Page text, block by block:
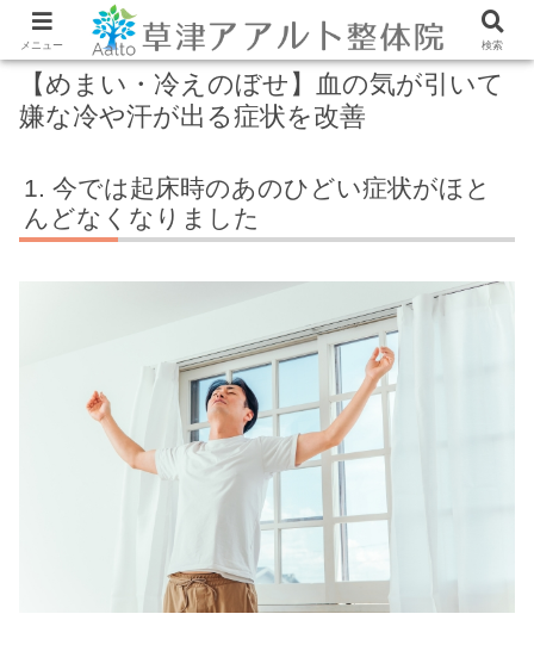
【めまい・冷えのぼせ】血の気が引いて
嫌な冷や汗が出る症状を改善
今では起床時のあのひどい症状がほと
んどなくなりました
メニュー 検索